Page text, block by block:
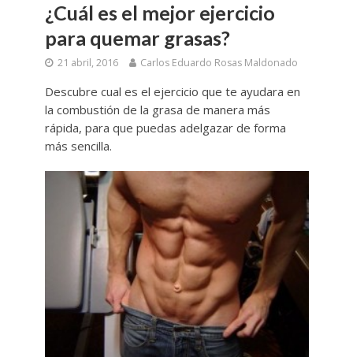
¿Cuál es el mejor ejercicio
para quemar grasas?
21 abril, 2016 Carlos Eduardo Rosas Maldonado
Descubre cual es el ejercicio que te ayudara en
la combustión de la grasa de manera más
rápida, para que puedas adelgazar de forma
más sencilla.